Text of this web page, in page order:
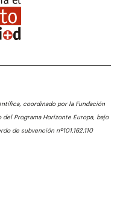
coordinado por la Fundación
Programa Horizonte Europa, bajo
de subvención nº101.162.110